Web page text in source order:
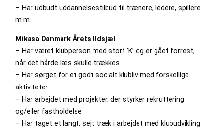
– Har udbudt uddannelsestilbud til trænere, ledere, spillere
m.m.
Mikasa Danmark Årets Ildsjæl
– Har været klubperson med stort ’K’ og er gået forrest,
når det hårde læs skulle trækkes
– Har sørget for et godt socialt klubliv med forskellige
aktiviteter
– Har arbejdet med projekter, der styrker rekruttering
og/eller fastholdelse
– Har taget et langt, sejt træk i arbejdet med klubudvikling